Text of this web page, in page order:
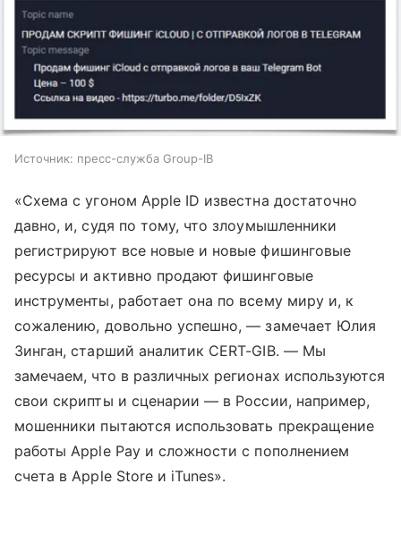
Источник: пресс-служба Group-IB
«Схема с угоном Apple ID известна достаточно
давно, и, судя по тому, что злоумышленники
регистрируют все новые и новые фишинговые
ресурсы и активно продают фишинговые
инструменты, работает она по всему миру и, к
сожалению, довольно успешно, — замечает Юлия
Зинган, старший аналитик CERT-GIB. — Мы
замечаем, что в различных регионах используются
свои скрипты и сценарии — в России, например,
мошенники пытаются использовать прекращение
работы Apple Pay и сложности с пополнением
счета в Apple Store и iTunes».